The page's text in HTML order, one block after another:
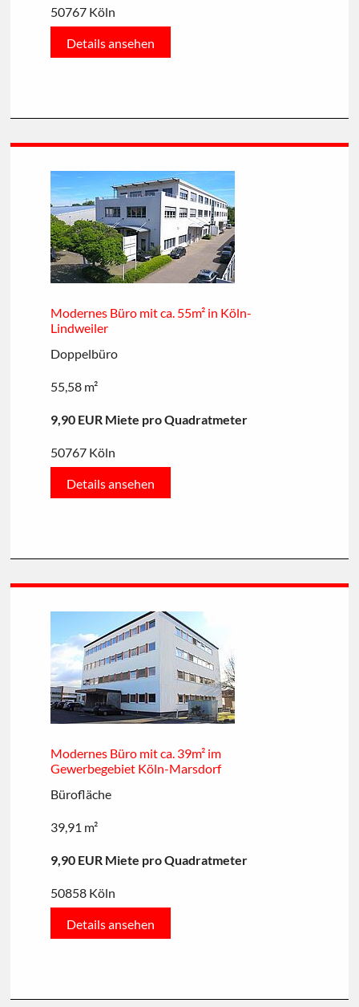
50767 Köln
Details ansehen
Modernes Büro mit ca. 55m² in Köln-
Lindweiler
Doppelbüro
55,58 m²
9,90 EUR Miete pro Quadratmeter
50767 Köln
Details ansehen
Modernes Büro mit ca. 39m² im
Gewerbegebiet Köln-Marsdorf
Bürofläche
39,91 m²
9,90 EUR Miete pro Quadratmeter
50858 Köln
Details ansehen